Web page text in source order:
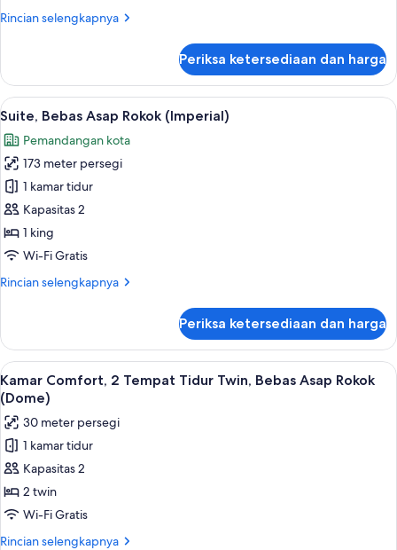
Rokok
23sqm
/
No
view)
Rincian selengkapnya
Rincian
Kamar
Klasik,
Bebas
Rokok
(Queen
23sqm
No
view)
Periksa ketersediaan dan harga
Lihat
semua
foto
untuk
Suite,
Bebas
Asap
Rokok
Suite, Bebas Asap Rokok (Imperial)
3
Suite, Bebas Asap Rokok (Imperial)
Pemandangan kota
173 meter persegi
1 kamar tidur
Kapasitas 2
1 king
Wi-Fi Gratis
Rincian selengkapnya
Rincian
Suite,
Bebas
Asap
Rokok
(Imperial)
Periksa ketersediaan dan harga
Lihat
semua
foto
untuk
Kamar
Comfort,
2
Tempat
Tidur
Kamar Comfort, 2 Tempat Tidur
1
Kamar Comfort, 2 Tempat Tidur Twin, Bebas Asap Rokok
(Dome)
30 meter persegi
1 kamar tidur
Kapasitas 2
2 twin
Wi-Fi Gratis
Rincian selengkapnya
Rincian